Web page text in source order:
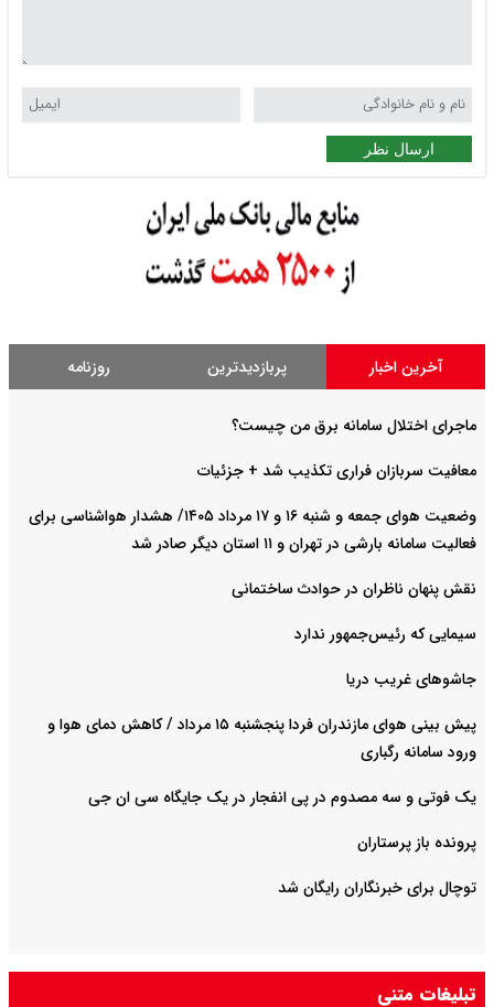
ارسال نظر
آخرین اخبار پربازدیدترین روزنامه
ماجرای اختلال سامانه برق من چیست؟
معافیت سربازان فراری تکذیب شد + جزئیات
وضعیت هوای جمعه و شنبه ۱۶ و ۱۷ مرداد ۱۴۰۵/ هشدار هواشناسی برای
فعالیت سامانه بارشی در تهران و ۱۱ استان دیگر صادر شد
نقش پنهان ناظران در حوادث ساختمانی
سیمایی که رئیس‌جمهور ندارد
جاشوهای غریب دریا
پیش بینی هوای مازندران فردا پنجشنبه ۱۵ مرداد / کاهش دمای هوا و
ورود سامانه رگباری
یک فوتی و سه مصدوم در پی انفجار در یک جایگاه سی ان جی
پرونده باز پرستاران
توچال برای خبرنگاران رایگان شد
تبلیغات متنی